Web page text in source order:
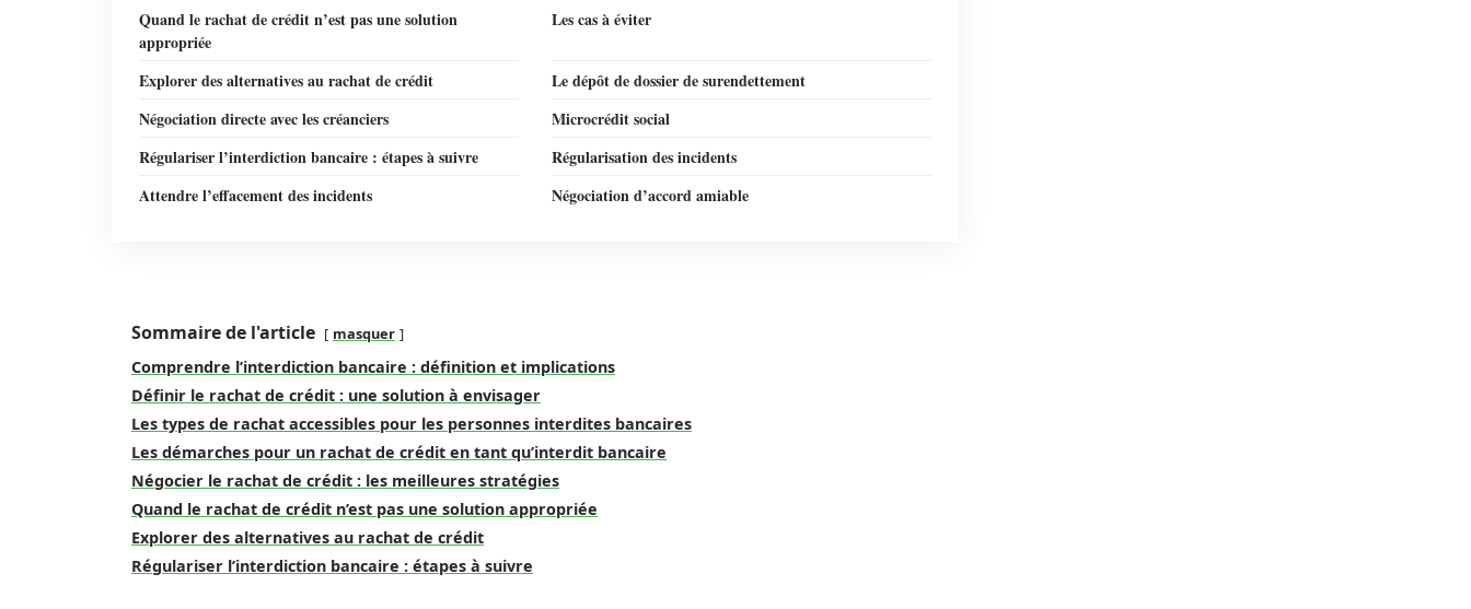
Quand le rachat de crédit n’est pas une solution
appropriée
Les cas à éviter
Explorer des alternatives au rachat de crédit
Le dépôt de dossier de surendettement
Négociation directe avec les créanciers
Microcrédit social
Régulariser l’interdiction bancaire : étapes à suivre
Régularisation des incidents
Attendre l’effacement des incidents
Négociation d’accord amiable
Sommaire de l'article masquer
Comprendre l’interdiction bancaire : définition et implications
Définir le rachat de crédit : une solution à envisager
Les types de rachat accessibles pour les personnes interdites bancaires
Les démarches pour un rachat de crédit en tant qu’interdit bancaire
Négocier le rachat de crédit : les meilleures stratégies
Quand le rachat de crédit n’est pas une solution appropriée
Explorer des alternatives au rachat de crédit
Régulariser l’interdiction bancaire : étapes à suivre